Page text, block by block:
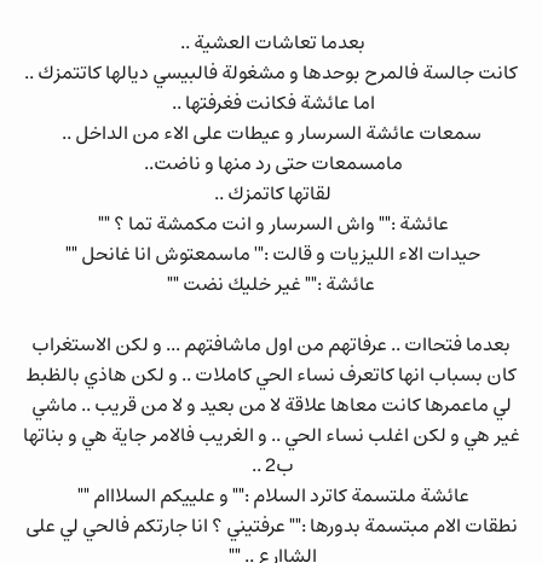
بعدما تعاشات العشية ..
كانت جالسة فالمرح بوحدها و مشغولة فالبيسي ديالها كاتتمزك ..
اما عائشة فكانت فغرفتها ..
سمعات عائشة السرسار و عيطات على الاء من الداخل ..
مامسمعات حتى رد منها و ناضت..
لقاتها كاتمزك ..
عائشة :"" واش السرسار و انت مكمشة تما ؟ ""
حيدات الاء الليزيات و قالت :"' ماسمعتوش انا غانحل ""
عائشة :"" غير خليك نضت ""
بعدما فتحاات .. عرفاتهم من اول ماشافتهم ... و لكن الاستغراب
كان بسباب انها كاتعرف نساء الحي كاملات .. و لكن هاذي بالظبط
لي ماعمرها كانت معاها علاقة لا من بعيد و لا من قريب .. ماشي
غير هي و لكن اغلب نساء الحي .. و الغريب فالامر جاية هي و بناتها
ب2 ..
عائشة ملتسمة كاترد السلام :"" و علييكم السلااام ""
نطقات الام مبتسمة بدورها :"" عرفتيني ؟ انا جارتكم فالحي لي على